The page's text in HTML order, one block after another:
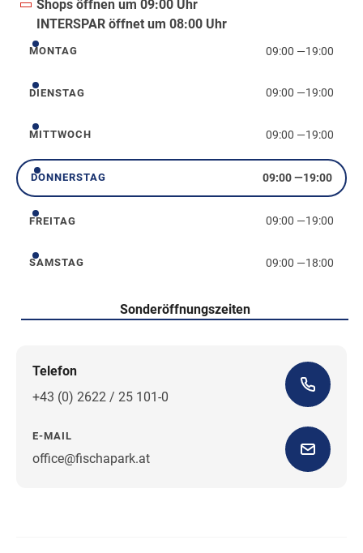
Shops öffnen um 09:00 Uhr
INTERSPAR öffnet um 08:00 Uhr
Montag
MONTAG 09:00 —19:00
Dienstag
DIENSTAG 09:00 —19:00
Mittwoch
MITTWOCH 09:00 —19:00
Donnerstag
DONNERSTAG 09:00—19:00
Freitag
FREITAG 09:00 —19:00
Samstag
SAMSTAG 09:00 —18:00
Sonderöffnungszeiten
Telefon
+43 (0) 2622 / 25 101-0
E-MAIL
office@fischapark.atWegbeschreibung